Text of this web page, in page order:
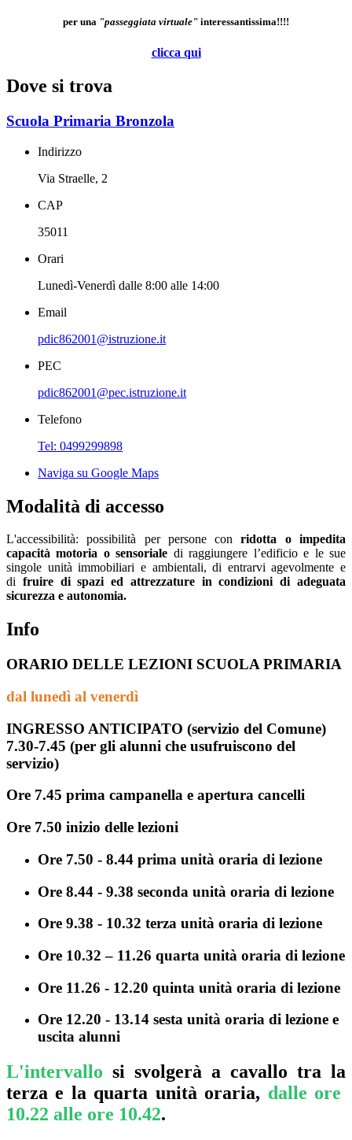
per una "passeggiata virtuale" interessantissima!!!!
clicca qui
Dove si trova
Scuola Primaria Bronzola
Indirizzo
Via Straelle, 2
CAP
35011
Orari
Lunedì-Venerdì dalle 8:00 alle 14:00
Email
pdic862001@istruzione.it
PEC
pdic862001@pec.istruzione.it
Telefono
Tel: 0499299898
Naviga su Google Maps
Modalità di accesso
L'accessibilità:possibilità per persone conridotta o impedita
capacità motoria o sensoriale di raggiungere l’edificio e le sue
singole unità immobiliari e ambientali, di entrarvi agevolmente e
di fruire di spazi ed attrezzature in condizioni di adeguata
sicurezza e autonomia.
Info
ORARIO DELLE LEZIONI SCUOLA PRIMARIA
dal lunedì al venerdì
INGRESSO ANTICIPATO (servizio del Comune)
7.30-7.45 (per gli alunni che usufruiscono del
servizio)
Ore 7.45 prima campanella e apertura cancelli
Ore 7.50 inizio delle lezioni
Ore 7.50 - 8.44 prima unità oraria di lezione
Ore 8.44 - 9.38 seconda unità oraria di lezione
Ore 9.38 - 10.32 terza unità oraria di lezione
Ore 10.32 – 11.26 quarta unità oraria di lezione
Ore 11.26 - 12.20 quinta unità oraria di lezione
Ore 12.20 - 13.14 sesta unità oraria di lezione e
uscita alunni
L'intervallo si svolgerà a cavallo tra la
terza e la quarta unità oraria, dalle ore
10.22 alle ore 10.42.